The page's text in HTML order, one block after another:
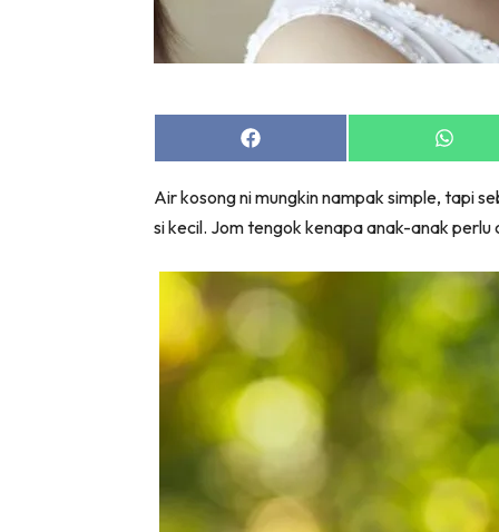
Share
on
Share
on
Air kosong ni mungkin nampak simple, tapi
si kecil. Jom tengok kenapa anak-anak perlu